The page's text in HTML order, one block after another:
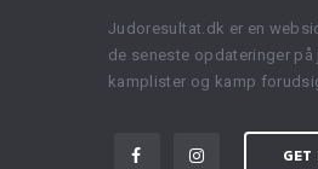
Judoresultat.dk er en
de seneste opdateringer på
kamplister og kamp